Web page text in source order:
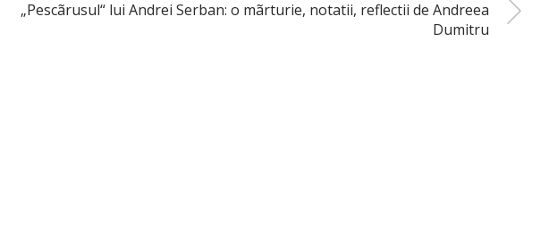
„Pescãrusul“ lui Andrei Serban: o mãrturie, notatii, reflectii de Andreea
Dumitru